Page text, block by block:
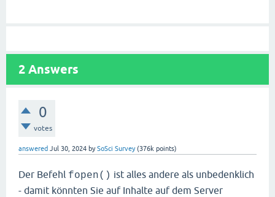
2 Answers
0
votes
answered Jul 30, 2024 bySoSci Survey (376k points)
Der Befehl fopen() ist alles andere als unbedenklich
- damit könnten Sie auf Inhalte auf dem Server